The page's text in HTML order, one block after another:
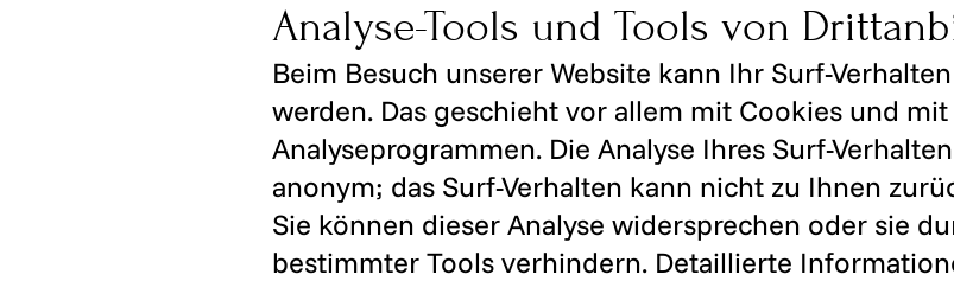
Analyse-Tools und Tools von
Beim Besuch unserer Website kann Ihr Surf-
werden. Das geschieht vor allem mit Cookies und
Analyseprogrammen. Die Analyse Ihres Surf-
anonym; das Surf-Verhalten kann nicht zu Ihnen
Sie können dieser Analyse widersprechen oder sie
bestimmter Tools verhindern. Detaillierte